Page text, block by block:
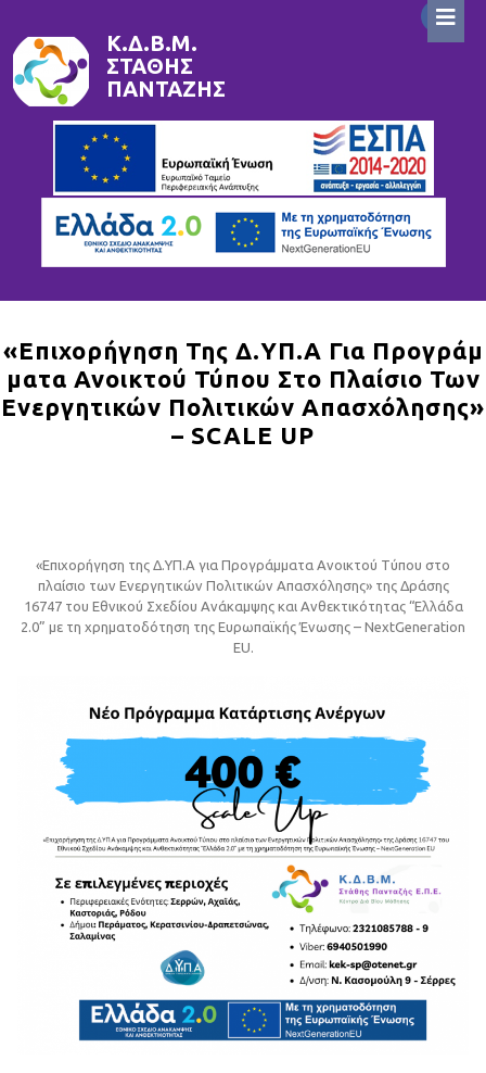
content
Κ.Δ.Β.Μ.
ΣΤΆΘΗΣ
ΠΑΝΤΑΖΉΣ
«Επιχορήγηση Της Δ.ΥΠ.Α Για Προγράμ
Ματα Ανοικτού Τύπου Στο Πλαίσιο Των
Ενεργητικών Πολιτικών Απασχόλησης»
– SCALE UP
«Επιχορήγηση της Δ.ΥΠ.Α για Προγράμματα Ανοικτού Τύπου στο
πλαίσιο των Ενεργητικών Πολιτικών Απασχόλησης» της Δράσης
16747 του Εθνικού Σχεδίου Ανάκαμψης και Ανθεκτικότητας “Ελλάδα
2.0” με τη χρηματοδότηση της Ευρωπαϊκής Ένωσης – NextGeneration
EU.